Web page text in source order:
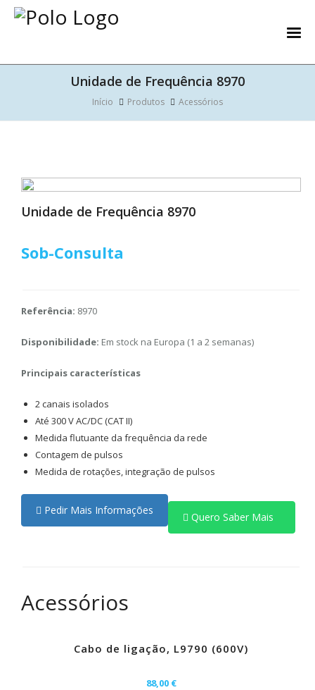
Unidade de Frequência 8970
Início Produtos Acessórios
Unidade de Frequência 8970
Sob-Consulta
Referência: 8970
Disponibilidade: Em stock na Europa (1 a 2 semanas)
Principais características
2 canais isolados
Até 300 V AC/DC (CAT II)
Medida flutuante da frequência da rede
Contagem de pulsos
Medida de rotações, integração de pulsos
Pedir Mais Informações
Quero Saber Mais
Acessórios
Cabo de ligação, L9790 (600V)
88,00 €